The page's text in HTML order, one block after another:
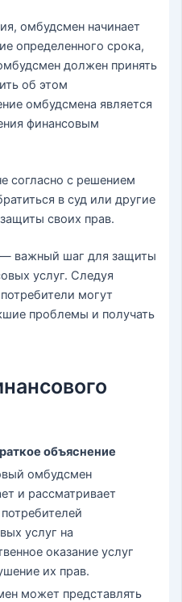
омбудсмен начинает
определенного срока,
должен принять
об этом
омбудсмена является
финансовым
согласно с решением
в суд или другие
своих прав.
важный шаг для защиты
услуг. Следуя
могут
проблемы и получать
объяснение
омбудсмен
и рассматривает
услуг на
оказание услуг
их прав.
может представлять